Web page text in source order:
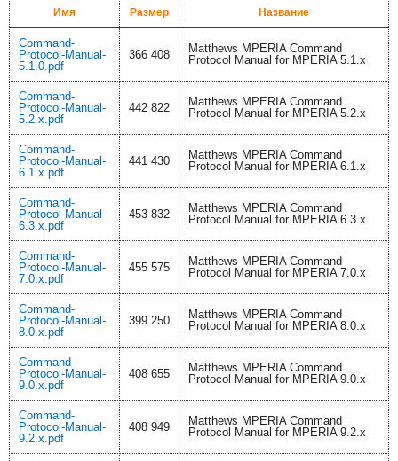
Имя Размер Название
Command-
Protocol-Manual-
5.1.0.pdf
366 408
Matthews MPERIA Command
Protocol Manual for MPERIA 5.1.x
Command-
Protocol-Manual-
5.2.x.pdf
442 822
Matthews MPERIA Command
Protocol Manual for MPERIA 5.2.x
Command-
Protocol-Manual-
6.1.x.pdf
441 430
Matthews MPERIA Command
Protocol Manual for MPERIA 6.1.x
Command-
Protocol-Manual-
6.3.x.pdf
453 832
Matthews MPERIA Command
Protocol Manual for MPERIA 6.3.x
Command-
Protocol-Manual-
7.0.x.pdf
455 575
Matthews MPERIA Command
Protocol Manual for MPERIA 7.0.x
Command-
Protocol-Manual-
8.0.x.pdf
399 250
Matthews MPERIA Command
Protocol Manual for MPERIA 8.0.x
Command-
Protocol-Manual-
9.0.x.pdf
408 655
Matthews MPERIA Command
Protocol Manual for MPERIA 9.0.x
Command-
Protocol-Manual-
9.2.x.pdf
408 949
Matthews MPERIA Command
Protocol Manual for MPERIA 9.2.x